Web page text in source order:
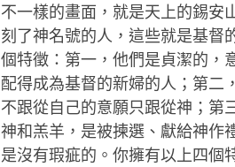
不一樣的畫面，就是天上的錫安
刻了神名號的人，這些就是基督
個特徵：第一，他們是貞潔的，
配得成為基督的新婦的人；第二
不跟從自己的意願只跟從神；第
神和羔羊，是被揀選、獻給神作
是沒有瑕疵的。你擁有以上四個